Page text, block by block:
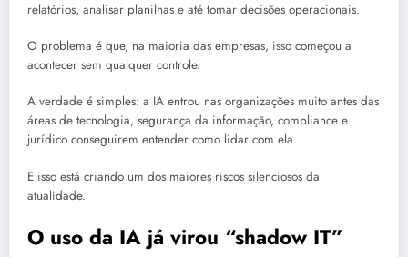
relatórios, analisar planilhas e até tomar decisões operacionais.
O problema é que, na maioria das empresas, isso começou a
acontecer sem qualquer controle.
A verdade é simples: a IA entrou nas organizações muito antes das
áreas de tecnologia, segurança da informação, compliance e
jurídico conseguirem entender como lidar com ela.
E isso está criando um dos maiores riscos silenciosos da
atualidade.
O uso da IA já virou “shadow IT”